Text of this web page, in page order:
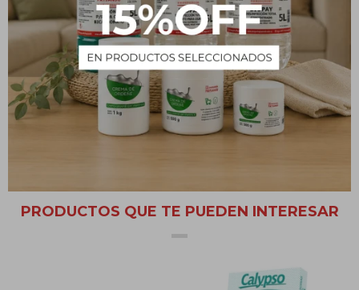
Descripción
Calentar la cera a baño maría o en microondas. Una vez caliente,
esparcir mediante espátula y esperar a que la cera seque. El poro
se empezará a dilatar con el calor por lo cual la cera asegura una
zona libre de vellosidad al ser retirada.
PRODUCTOS QUE TE PUEDEN INTERESAR